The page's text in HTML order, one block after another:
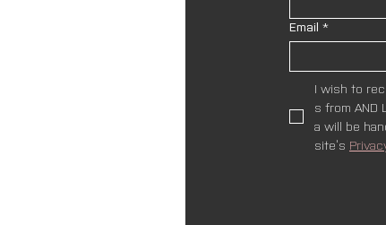
Email *
I wish to
s from AND
a will be
site’s